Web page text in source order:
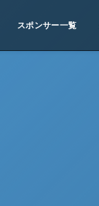
スポンサー一覧